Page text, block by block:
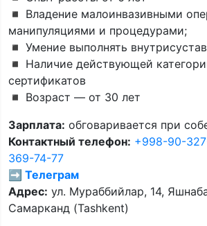
◾️ Владение малоинвазивными
манипуляциями и процедурами;
◾️ Умение выполнять
◾️ Наличие действующей
сертификатов
◾️ Возраст — от 30 лет
Зарплата: обговаривается при
Контактный телефон: +998-90-
369-74-77
➡️ Телеграм
Адрес: ул. Мураббийлар, 14,
Самарканд (Tashkent)